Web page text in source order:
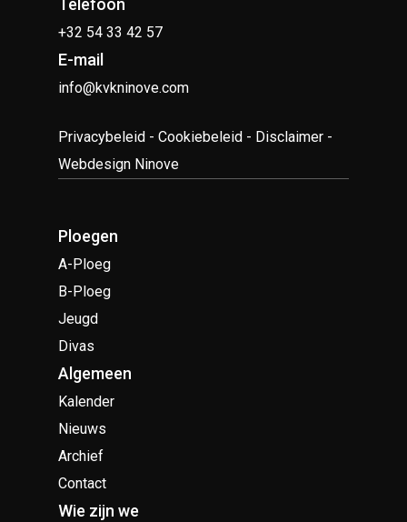
Telefoon
+32 54 33 42 57
E-mail
info@kvkninove.com
Privacybeleid -Cookiebeleid - Disclaimer -
Webdesign Ninove
Ploegen
A-Ploeg
B-Ploeg
Jeugd
Divas
Algemeen
Kalender
Nieuws
Archief
Contact
Wie zijn we